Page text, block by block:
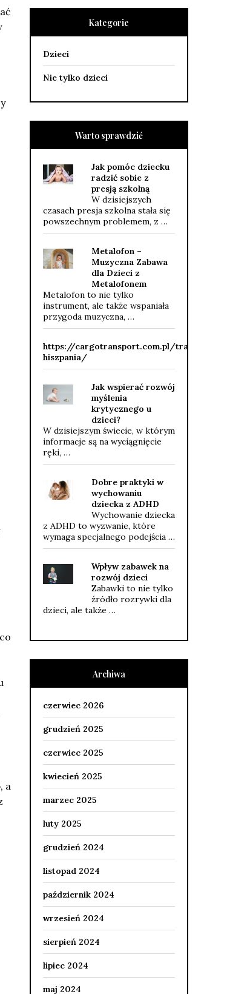
a
Kategorie
Dzieci
Nie tylko dzieci
Warto sprawdzić
Jak pomóc dziecku
radzić sobie z
presją szkolną
W dzisiejszych
czasach presja szkolna stała się
powszechnym problemem, z …
Metalofon –
Muzyczna Zabawa
dla Dzieci z
Metalofonem
Metalofon to nie tylko
instrument, ale także wspaniała
przygoda muzyczna, …
https://cargotransport.com.pl/transport-
hiszpania/
Jak wspierać rozwój
myślenia
krytycznego u
dzieci?
W dzisiejszym świecie, w którym
informacje są na wyciągnięcie
ręki, …
Dobre praktyki w
wychowaniu
dziecka z ADHD
Wychowanie dziecka
z ADHD to wyzwanie, które
wymaga specjalnego podejścia …
Wpływ zabawek na
rozwój dzieci
Zabawki to nie tylko
źródło rozrywki dla
dzieci, ale także …
Archiwa
czerwiec 2026
grudzień 2025
czerwiec 2025
kwiecień 2025
marzec 2025
luty 2025
grudzień 2024
listopad 2024
październik 2024
wrzesień 2024
sierpień 2024
lipiec 2024
maj 2024